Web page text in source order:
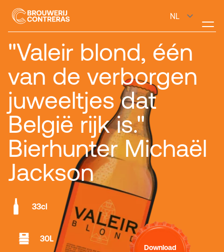
Download
"Valeir blond, één
van de verborgen
juweeltjes dat
België rijk is."
Bierhunter Michaël
Jackson
33cl
30L